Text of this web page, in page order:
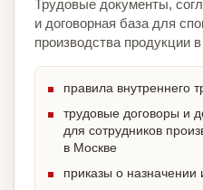
Трудовые документы,
и договорная база для
производства продукции
правила внутреннего
трудовые договоры и
для сотрудников
в Москве
приказы о